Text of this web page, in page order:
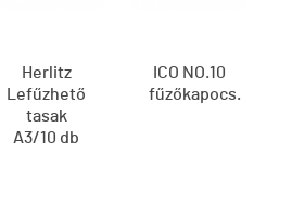
Herlitz
Lefűzhető
tasak
A3/10 db
ICO NO.10
fűzőkapocs.